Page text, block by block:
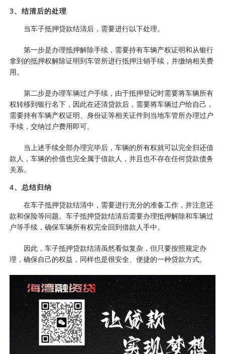
3、结清后的处理
当车子抵押贷款结清后，需要进行以下处理。
第一步是办理抵押解除手续，需要持有车辆产权证明和从银行
拿到的抵押权解除证明到车管所进行抵押注销手续，并缴纳相关费
用。
第二步是办理车辆过户手续，由于抵押登记时需要将车辆所有
权转移到银行名下，因此在还清贷款后，需要将车辆过户给自己，
需要持有车辆产权证明、身份证等相关证件到当地车管所办理过户
手续，交纳过户费用即可。
当上述手续全部办理完毕后，车辆的所有权就可以完全归还借
款人，车辆的价值也完全属于借款人，并且也不存在任何贷款债务
关系。
4、总结归纳
在车子抵押贷款结清中，需要进行充分的准备工作，并注意还
款和保险等问题。车子抵押贷款结清后需要办理抵押解除和车辆过
户等手续，确保车辆所有权完全回到借款人手中。
因此，车子抵押贷款结清虽然看似复杂，但只要按照规定办
理，确保自己的权益，同样也是很安全、便捷的一种贷款方式。